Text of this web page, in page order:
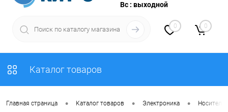
Вс : выходной
0 0
Каталог товаров
Главная страница • Каталог товаров • Электроника • Носители